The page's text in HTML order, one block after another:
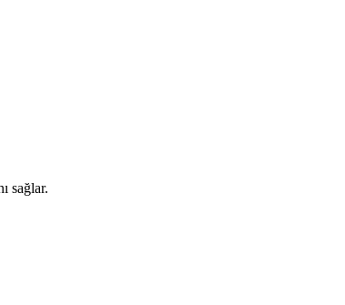
sağlar.